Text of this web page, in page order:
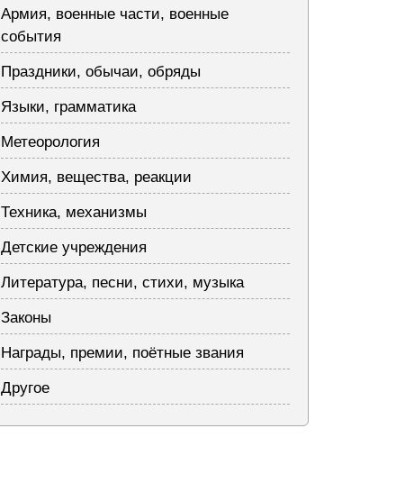
Армия, военные части, военные
события
Праздники, обычаи, обряды
Языки, грамматика
Метеорология
Химия, вещества, реакции
Техника, механизмы
Детские учреждения
Литература, песни, стихи, музыка
Законы
Награды, премии, поётные звания
Другое